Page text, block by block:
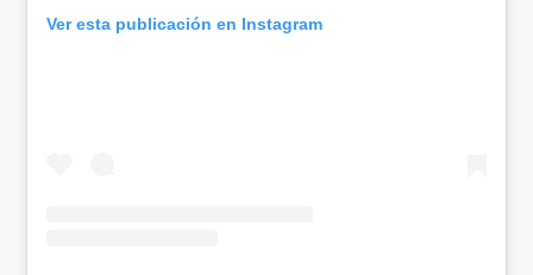
Ver esta publicación en Instagram